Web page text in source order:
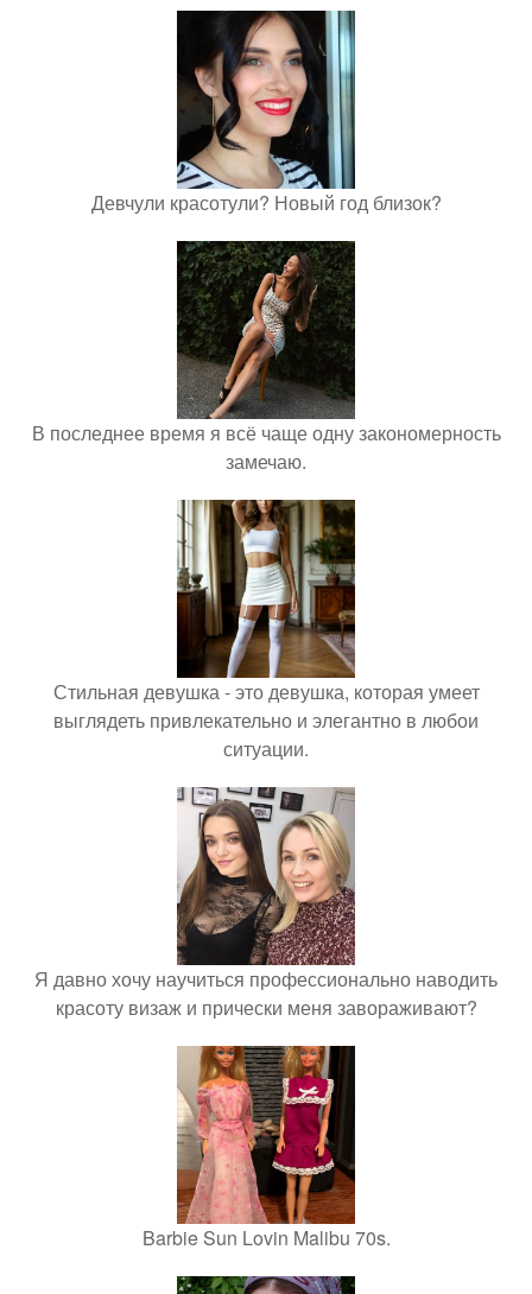
Девчули красотули? Новый год близок?
В последнее время я всё чаще одну закономерность
замечаю.
Стильная девушка - это девушка, которая умеет
выглядеть привлекательно и элегантно в любои
ситуации.
Я давно хочу научиться профессионально наводить
красоту визаж и прически меня завораживают?
Barbie Sun Lovin Malibu 70s.